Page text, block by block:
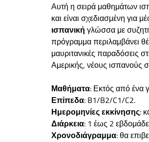
Αυτή η σειρά μαθημάτων
και είναι σχεδιασμένη για
ισπανική γλώσσα με
πρόγραμμα περιλαμβάνει
μαυριτανικές παραδόσεις
Αμερικής, νέους ισπανούς
Μαθήματα: Εκτός από ένα
Επίπεδα: B1/B2/C1/C2.
Ημερομηνίες εκκίνησης:
Διάρκεια: 1 έως 2
Χρονοδιάγραμμα: θα